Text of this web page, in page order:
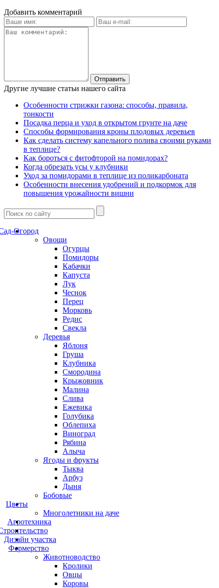
Добавить комментарий
Другие лучшие статьи нашего сайта
Особенности стрижки газона: способы, правила,
тонкости
Посадка перца и уход в открытом грунте на даче
Способы формирования кроны плодовых деревьев
Как сделать систему капельного полива своими руками
в теплице?
Как бороться с фитофторой на помидорах?
Когда обрезать усы у клубники
Уход за помидорами в теплице из поликарбоната
Особенности внесения удобрений и подкормок для
повышения урожайности вишни
Огород
Овощи
Огурцы
Помидоры
Кабачки
Капуста
Лук
Чеснок
Перец
Морковь
Редис
Свекла
Деревья
Яблоня
Груша
Клубника
Смородина
Крыжовник
Малина
Слива
Ежевика
Голубика
Облепиха
Виноград
Рябина
Алыча
Ягоды и фрукты
Тыква
Арбуз
Дыня
Бобовые
Цветы
Многолетники на даче
Агротехника
Дизайн участка
Фермерство
Животноводство
Кролики
Овцы
Коровы